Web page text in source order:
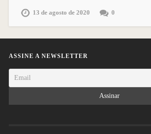
13 de agosto de 2020 0
ASSINE A NEWSLETTER